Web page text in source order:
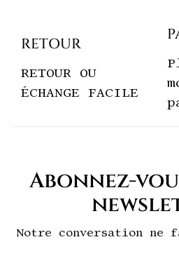
RETOUR
RETOUR OU
ÉCHANGE FACILE
Abonnez-
Notre conversation ne